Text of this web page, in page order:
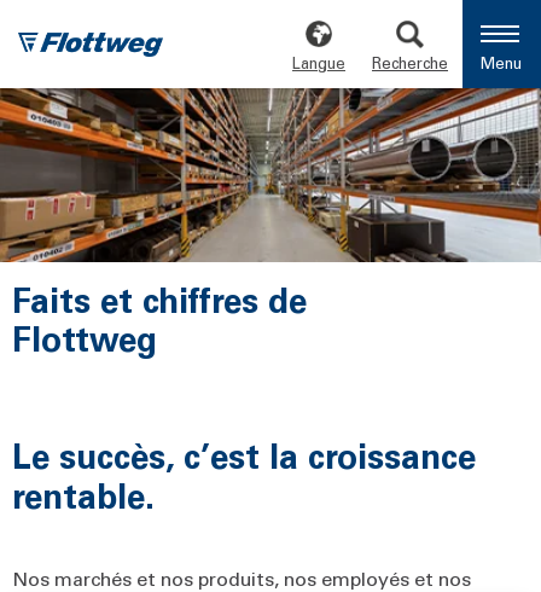
Langue Recherche Menu
Faits et chiffres de
Flottweg
Le succès, c’est la croissance
rentable.
Nos marchés et nos produits, nos employés et nos